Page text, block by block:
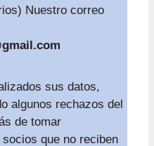
Nuestro correo
sus datos,
algunos rechazos del
de tomar
que no reciben